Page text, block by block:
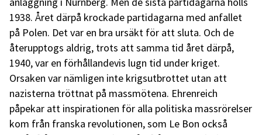
1938. Året därpå krockade partidagarna med anfallet
på Polen. Det var en bra ursäkt för att sluta. Och de
återupptogs aldrig, trots att samma tid året därpå,
1940, var en förhållandevis lugn tid under kriget.
Orsaken var nämligen inte krigsutbrottet utan att
nazisterna tröttnat på massmötena. Ehrenreich
påpekar att inspirationen för alla politiska massrörelser
kom från franska revolutionen, som Le Bon också